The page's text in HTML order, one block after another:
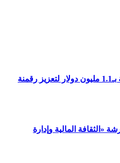
Fitting تغلق جولة استثمارية بـ1.1 مليون دولار لتعزيز رقمنة
«الثقافة المالية وإدارة